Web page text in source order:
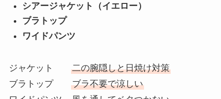
シアージャケット（イエロー）
ブラトップ
ワイドパンツ
ジャケット 二の腕隠しと日焼け対策
ブラトップ ブラ不要で涼しい